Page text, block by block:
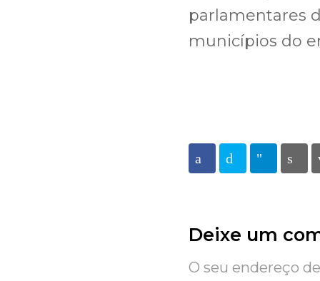
parlamentares
municípios do
FacebookTwitter
Deixe um
O seu endereço